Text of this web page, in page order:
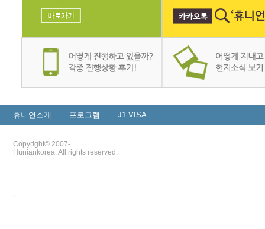
휴니언소개 프로그램 J1 VISA
Copyright© 2007-
Huniankorea. All rights reserved.
.